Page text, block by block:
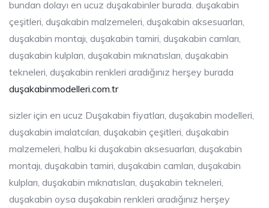
bundan dolayı en ucuz duşakabinler burada. duşakabin
çeşitleri, duşakabin malzemeleri, duşakabin aksesuarları,
duşakabin montajı, duşakabin tamiri, duşakabin camları,
duşakabin kulpları, duşakabin mıknatısları, duşakabin
tekneleri, duşakabin renkleri aradığınız herşey burada
duşakabinmodelleri.com.tr
sizler için en ucuz Duşakabin fiyatları, duşakabin modelleri,
duşakabin imalatcıları, duşakabin çeşitleri, duşakabin
malzemeleri, halbu ki duşakabin aksesuarları, duşakabin
montajı, duşakabin tamiri, duşakabin camları, duşakabin
kulpları, duşakabin mıknatısları, duşakabin tekneleri,
duşakabin oysa duşakabin renkleri aradığınız herşey